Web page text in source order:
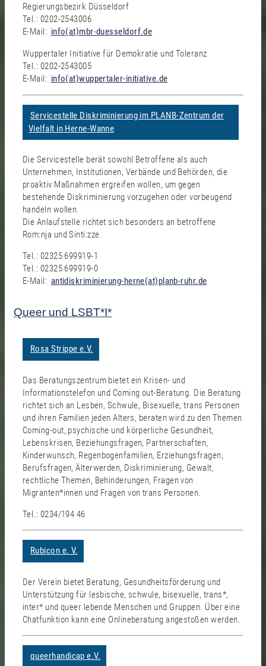
Regierungsbezirk Düsseldorf
Tel.: 0202-2543006
E-Mail: info(at)mbr-duesseldorf.de
Wuppertaler Initiative für Demokratie und Toleranz
Tel.: 0202-2543005
E-Mail: info(at)wuppertaler-initiative.de
Servicestelle Diskriminierung im PLANB-Zentrum der
Vielfalt in Herne-Wanne
Die Servicestelle berät sowohl Betroffene als auch
Unternehmen, Institutionen, Verbände und Behörden, die
proaktiv Maßnahmen ergreifen wollen, um gegen
bestehende Diskriminierung vorzugehen oder vorbeugend
handeln wollen.
Die Anlaufstelle richtet sich besonders an betroffene
Rom:nja und Sinti:zze.
Tel.: 02325 699919-1
Tel.: 02325 699919-0
E-Mail: antidiskriminierung-herne(at)planb-ruhr.de
Queer und LSBT*I*
Rosa Strippe e.V.
Das Beratungszentrum bietet ein Krisen- und
Informationstelefon und Coming out-Beratung. Die Beratung
richtet sich an Lesben, Schwule, Bisexuelle, trans Personen
und ihren Familien jeden Alters, beraten wird zu den Themen
Coming-out, psychische und körperliche Gesundheit,
Lebenskrisen, Beziehungsfragen, Partnerschaften,
Kinderwunsch, Regenbogenfamilien, Erziehungsfragen,
Berufsfragen, Älterwerden, Diskriminierung, Gewalt,
rechtliche Themen, Behinderungen, Fragen von
Migranten*innen und Fragen von trans Personen.
Tel.: 0234/194 46
Rubicon e. V.
Der Verein bietet Beratung, Gesundheitsförderung und
Unterstützung für lesbische, schwule, bisexuelle, trans*,
inter* und queer lebende Menschen und Gruppen. Über eine
Chatfunktion kann eine Onlineberatung angestoßen werden.
queerhandicap e.V.